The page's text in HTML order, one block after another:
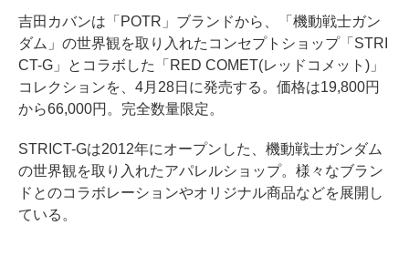
吉田カバンは「POTR」ブランドから、「機動戦士ガン
ダム」の世界観を取り入れたコンセプトショップ「STRI
CT-G」とコラボした「RED COMET(レッドコメット)」
コレクションを、4月28日に発売する。価格は19,800円
から66,000円。完全数量限定。
STRICT-Gは2012年にオープンした、機動戦士ガンダム
の世界観を取り入れたアパレルショップ。様々なブラン
ドとのコラボレーションやオリジナル商品などを展開し
ている。